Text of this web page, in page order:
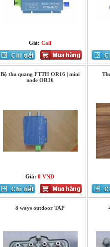
Giá: Call
Bộ thu quang FTTH OR16 | mini
node OR16
Giá:0 VND
8 ways outdoor TAP